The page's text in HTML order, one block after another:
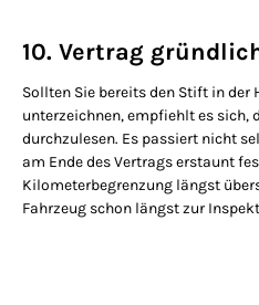
10. Vertrag
Sollten Sie bereits den Stift in der
unterzeichnen, empfiehlt es sich,
durchzulesen. Es passiert nicht
am Ende des Vertrags erstaunt
Kilometerbegrenzung längst
Fahrzeug schon längst zur